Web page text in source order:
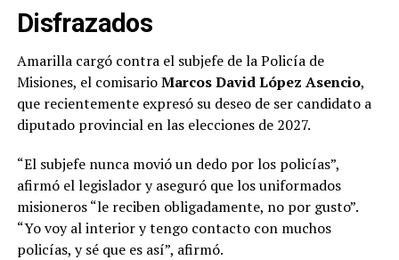
Disfrazados
Amarilla cargó contra el subjefe de la Policía de
Misiones, el comisarioMarcos David López Asencio,
que recientemente expresó su deseo de ser candidato a
diputado provincial en las elecciones de 2027.
“El subjefe nunca movió un dedo por los policías”,
afirmó el legislador y aseguró que los uniformados
misioneros “le reciben obligadamente, no por gusto”.
“Yo voy al interior y tengo contacto con muchos
policías, y sé que es así”, afirmó.